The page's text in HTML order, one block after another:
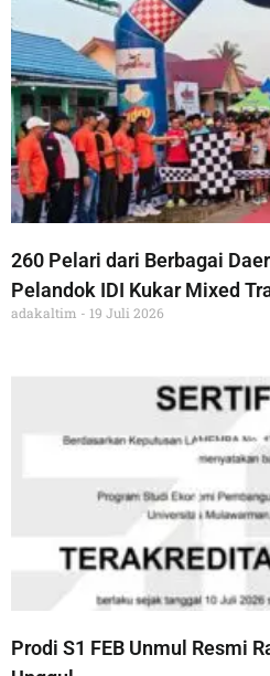
260 Pelari dari Berbagai
Pelandok IDI Kukar Mixed
adakaltim 19 Juli 2026
Prodi S1 FEB Unmul Resmi